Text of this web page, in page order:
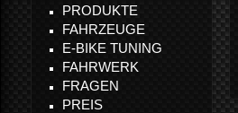
PRODUKTE
FAHRZEUGE
E-BIKE TUNING
FAHRWERK
FRAGEN
PREIS